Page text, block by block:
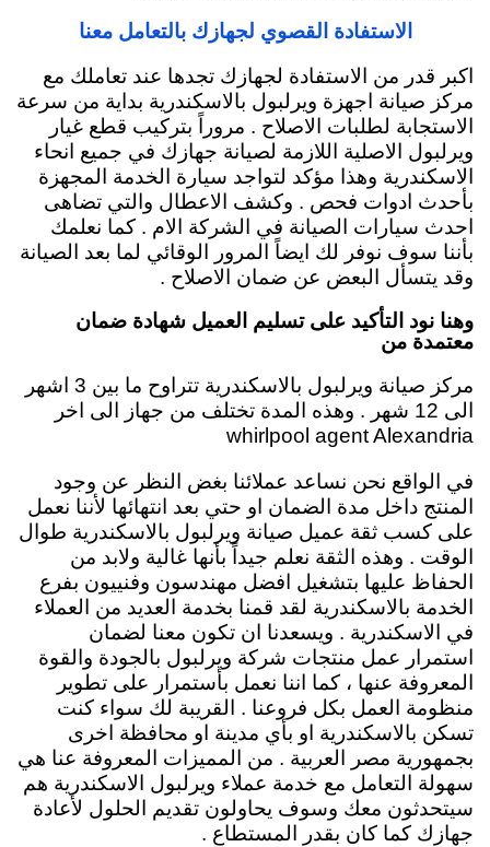
الاستفادة القصوي لجهازك بالتعامل معنا
اكبر قدر من الاستفادة لجهازك تجدها عند تعاملك مع
مركز صيانة اجهزة ويرلبول بالاسكندرية بداية من سرعة
الاستجابة لطلبات الاصلاح . مروراً بتركيب قطع غيار
ويرلبول الاصلية اللازمة لصيانة جهازك في جميع انحاء
الاسكندرية وهذا مؤكد لتواجد سيارة الخدمة المجهزة
بأحدث ادوات فحص . وكشف الاعطال والتي تضاهى
احدث سيارات الصيانة في الشركة الام . كما نعلمك
بأننا سوف نوفر لك ايضاً المرور الوقائي لما بعد الصيانة
وقد يتسأل البعض عن ضمان الاصلاح .
وهنا نود التأكيد على تسليم العميل شهادة ضمان
معتمدة من
مركز صيانة ويرلبول بالاسكندرية تتراوح ما بين 3 اشهر
الى 12 شهر . وهذه المدة تختلف من جهاز الى اخر
whirlpool agent Alexandria
في الواقع نحن نساعد عملائنا بغض النظر عن وجود
المنتج داخل مدة الضمان او حتي بعد انتهائها لأننا نعمل
على كسب ثقة عميل صيانة ويرلبول بالاسكندرية طوال
الوقت . وهذه الثقة نعلم جيداً بأنها غالية ولابد من
الحفاظ عليها بتشغيل افضل مهندسون وفنييون بفرع
الخدمة بالاسكندرية لقد قمنا بخدمة العديد من العملاء
في الاسكندرية . ويسعدنا ان تكون معنا لضمان
استمرار عمل منتجات شركة ويرلبول بالجودة والقوة
المعروفة عنها ، كما اننا نعمل بأستمرار على تطوير
منظومة العمل بكل فروعنا . القريبة لك سواء كنت
تسكن بالاسكندرية او بأي مدينة او محافظة اخرى
بجمهورية مصر العربية . من المميزات المعروفة عنا هي
سهولة التعامل مع خدمة عملاء ويرلبول الاسكندرية هم
سيتحدثون معك وسوف يحاولون تقديم الحلول لأعادة
جهازك كما كان بقدر المستطاع .